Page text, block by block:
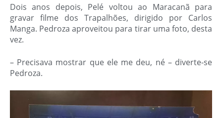
Dois anos depois, Pelé voltou ao Maracanã para
gravar filme dos Trapalhões, dirigido por Carlos
Manga. Pedroza aproveitou para tirar uma foto, desta
vez.
– Precisava mostrar que ele me deu, né – diverte-se
Pedroza.